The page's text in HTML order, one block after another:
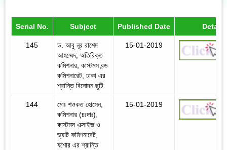
Serial No. Subject Published Date Details
145
ড. আবু নূর রাশেদ
আহম্মেদ, অতিরিক্ত
কমিশনার, কাস্টমস বন্ড
কমিশনারেট, ঢাকা এর
শ্রান্তি বিনোদন ছুটি
15-01-2019
144
মোঃ শওকত হোসেন,
কমিশনার (চঃদাঃ),
কাস্টমস এক্সাইজ ও
ভ্যাট কমিশনারেট,
যশোর এর শ্রান্তি
15-01-2019